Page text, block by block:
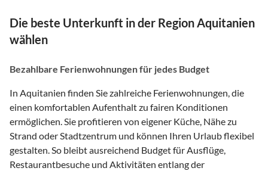
Die beste Unterkunft in der Region Aquitanien
wählen
Bezahlbare Ferienwohnungen für jedes Budget
In Aquitanien finden Sie zahlreiche Ferienwohnungen, die
einen komfortablen Aufenthalt zu fairen Konditionen
ermöglichen. Sie profitieren von eigener Küche, Nähe zu
Strand oder Stadtzentrum und können Ihren Urlaub flexibel
gestalten. So bleibt ausreichend Budget für Ausflüge,
Restaurantbesuche und Aktivitäten entlang der